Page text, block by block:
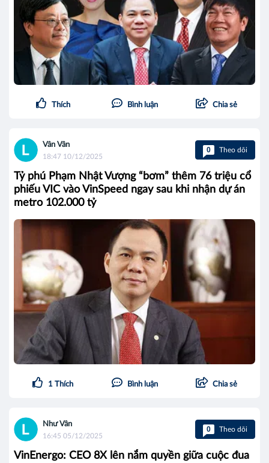
Thích Bình luận Chia sẻ
Vân Vân
18:47 10/12/2025
0 Theo dõi
Tỷ phú Phạm Nhật Vượng “bơm” thêm 76 triệu cổ
phiếu VIC vào VinSpeed ngay sau khi nhận dự án
metro 102.000 tỷ
1 Thích Bình luận Chia sẻ
Như Vân
16:45 05/12/2025
0 Theo dõi
VinEnergo: CEO 8X lên nắm quyền giữa cuộc đua